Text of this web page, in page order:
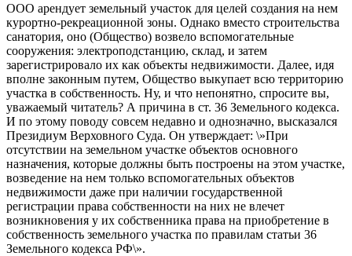
ООО арендует земельный участок для целей создания на нем
курортно-рекреационной зоны. Однако вместо строительства
санатория, оно (Общество) возвело вспомогательные
сооружения: электроподстанцию, склад, и затем
зарегистрировало их как объекты недвижимости. Далее, идя
вполне законным путем, Общество выкупает всю территорию
участка в собственность. Ну, и что непонятно, спросите вы,
уважаемый читатель? А причина в ст. 36 Земельного кодекса.
И по этому поводу совсем недавно и однозначно, высказался
Президиум Верховного Суда. Он утверждает: \»При
отсутствии на земельном участке объектов основного
назначения, которые должны быть построены на этом участке,
возведение на нем только вспомогательных объектов
недвижимости даже при наличии государственной
регистрации права собственности на них не влечет
возникновения у их собственника права на приобретение в
собственность земельного участка по правилам статьи 36
Земельного кодекса РФ\».